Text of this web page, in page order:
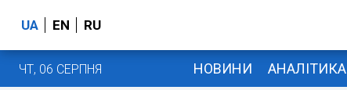
UA EN RU
ЧТ, 06 СЕРПНЯ НОВИНИ АНАЛІТИКА